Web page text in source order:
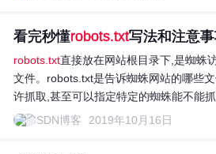
看完秒懂robots.txt写法和注意
robots.txt直接放在网站根目录下,是蜘蛛
文件。robots.txt是告诉蜘蛛网站的哪些
许抓取,甚至可以指定特定的蜘蛛能不能抓
CSDN博客
2019年10月16日